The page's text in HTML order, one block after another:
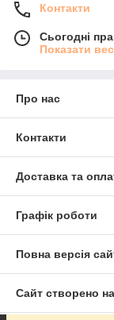
Контакти
Сьогодні
Показати
Про нас
Контакти
Доставка та
Графік роботи
Повна версія
Сайт створено